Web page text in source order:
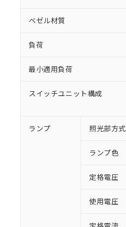
ベゼル材質
負荷
最小適用負荷
スイッチユニット構成
ランプ 照光部方式
ランプ色
定格電圧
使用電圧